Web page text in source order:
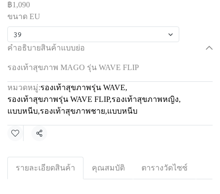
฿1,090
ขนาด EU
39
คำอธิบายสินค้าแบบย่อ
รองเท้าสุขภาพ MAGO รุ่น WAVE FLIP
หมวดหมู่:รองเท้าสุขภาพรุ่น WAVE,
รองเท้าสุขภาพรุ่น WAVE FLIP,รองเท้าสุขภาพหญิง,
แบบหนีบ,รองเท้าสุขภาพชาย,แบบหนีบ
แชร์
รายละเอียดสินค้า คุณสมบัติ ตารางวัดไซซ์